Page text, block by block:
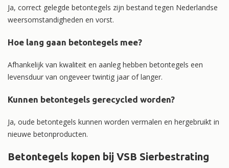
Ja, correct gelegde betontegels zijn bestand tegen Nederlandse
weersomstandigheden en vorst.
Hoe lang gaan betontegels mee?
Afhankelijk van kwaliteit en aanleg hebben betontegels een
levensduur van ongeveer twintig jaar of langer.
Kunnen betontegels gerecycled worden?
Ja, oude betontegels kunnen worden vermalen en hergebruikt in
nieuwe betonproducten.
Betontegels kopen bij VSB Sierbestrating